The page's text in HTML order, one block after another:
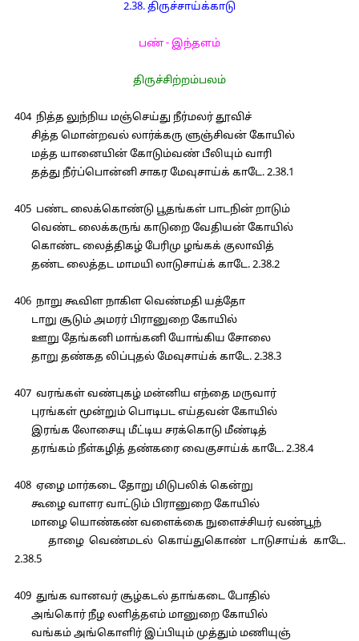
2.38. திருச்சாய்க்காடு
பண் - இந்தளம்
திருச்சிற்றம்பலம்
404 நித்த லுந்நிய மஞ்செய்து நீர்மலர் தூவிச்
சித்த மொன்றவல் லார்க்கரு ளுஞ்சிவன் கோயில்
மத்த யானையின் கோடும்வண் பீலியும் வாரி
தத்து நீர்ப்பொன்னி சாகர மேவுசாய்க் காடே. 2.38.1
405 பண்ட லைக்கொண்டு பூதங்கள் பாடநின் றாடும்
வெண்ட லைக்கருங் காடுறை வேதியன் கோயில்
கொண்ட லைத்திகழ் பேரிமு ழங்கக் குலாவித்
தண்ட லைத்தட மாமயி லாடுசாய்க் காடே. 2.38.2
406 நாறு கூவிள நாகிள வெண்மதி யத்தோ
டாறு சூடும் அமரர் பிரானுறை கோயில்
ஊறு தேங்கனி மாங்கனி யோங்கிய சோலை
தாறு தண்கத லிப்புதல் மேவுசாய்க் காடே. 2.38.3
407 வரங்கள் வண்புகழ் மன்னிய எந்தை மருவார்
புரங்கள் மூன்றும் பொடிபட எய்தவன் கோயில்
இரங்க லோசையு மீட்டிய சரக்கொடு மீண்டித்
தரங்கம் நீள்கழித் தண்கரை வைகுசாய்க் காடே. 2.38.4
408 ஏழை மார்கடை தோறு மிடுபலிக் கென்று
கூழை வாளர வாட்டும் பிரானுறை கோயில்
மாழை யொண்கண் வளைக்கை நுளைச்சியர் வண்பூந்
தாழை வெண்மடல் கொய்துகொண் டாடுசாய்க் காடே.
2.38.5
409 துங்க வானவர் சூழ்கடல் தாங்கடை போதில்
அங்கொர் நீழ லளித்தஎம் மானுறை கோயில்
வங்கம் அங்கொளிர் இப்பியும் முத்தும் மணியுஞ்